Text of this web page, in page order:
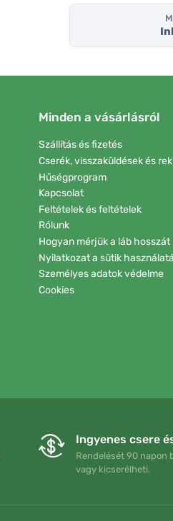
Minden a vásárlásról
Szállítás és fizetés
Cserék, visszaküldések és
Hűségprogram
Kapcsolat
Feltételek és feltételek
Rólunk
Hogyan mérjük a láb hosszát
Nyilatkozat a sütik
Személyes adatok védelme
Cookies
Ingyenes csere
Rendelését 90 napon
vagy kicserélheti.